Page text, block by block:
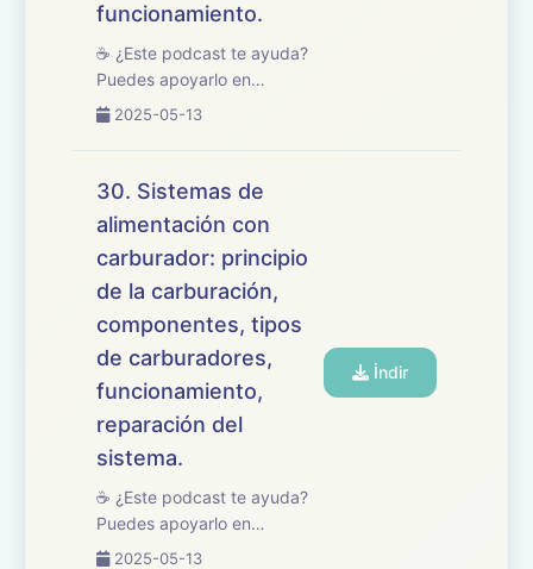
funcionamiento.
☕ ¿Este podcast te ayuda?
Puedes apoyarlo en
buymeacoffee.com/oposicionesfp
temario de oposiciones de
dedicado a los sistemas d...
2025-05-13
30. Sistemas de
alimentación con
carburador: principio
de la carburación,
componentes, tipos
de carburadores,
funcionamiento,
reparación del
sistema.
☕ ¿Este podcast te ayuda?
Puedes apoyarlo en
buymeacoffee.com/oposicionesfp
2025-05-13
İndir